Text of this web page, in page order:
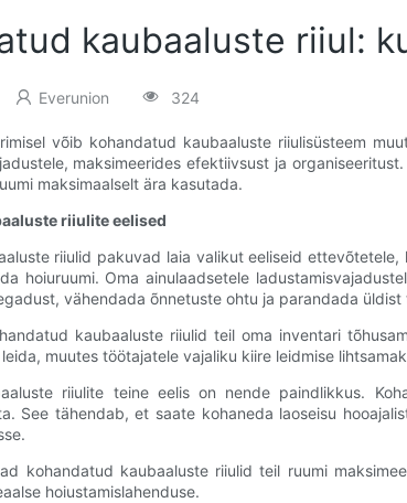
kaubaaluste riiul:
Everunion 324
võib kohandatud kaubaaluste riiulisüsteem
maksimeerides efektiivsust ja
maksimaalselt ära kasutada.
riiulite eelised
riiulid pakuvad laia valikut eeliseid
hoiuruumi. Oma ainulaadsetele
vähendada õnnetuste ohtu ja parandada üldist
kaubaaluste riiulid teil oma inventari
muutes töötajatele vajaliku kiire leidmise
riiulite teine eelis on nende paindlikkus.
See tähendab, et saate kohaneda laoseisu
kohandatud kaubaaluste riiulid teil ruumi
hoiustamislahenduse.